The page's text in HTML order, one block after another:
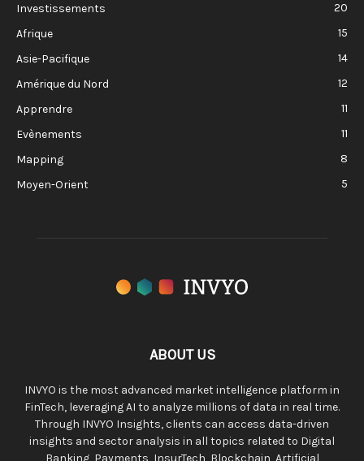
Investissements
20
Afrique
15
Asie-Pacifique
14
Amérique du Nord
12
Apprendre
11
Evènements
11
Mapping
8
Moyen-Orient
5
ABOUT US
INVYO is the most advanced market intelligence platform in
FinTech, leveraging AI to analyze millions of data in real time.
Through INVYO Insights, clients can access data-driven
insights and sector analysis in all topics related to Digital
Banking, Payments, InsurTech, Blockchain, Artificial